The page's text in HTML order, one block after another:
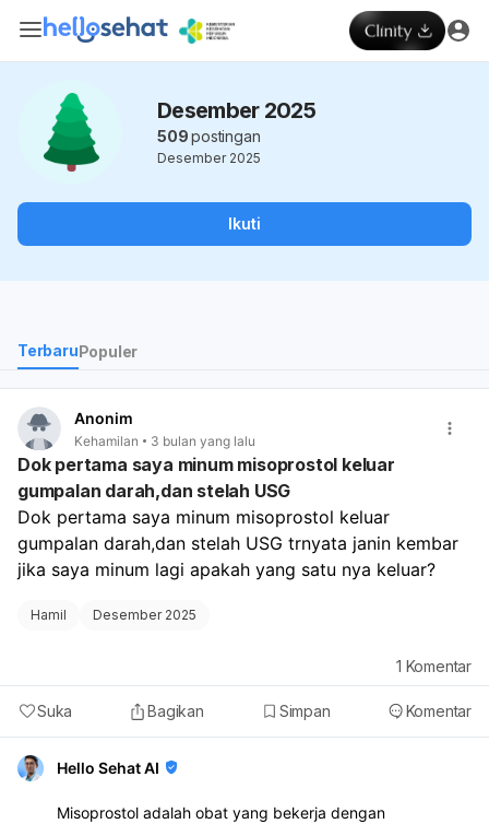
Desember 2025
509postingan
Desember 2025
Ikuti
TerbaruPopuler
Anonim
Kehamilan 3 bulan yang lalu
Dok pertama saya minum misoprostol keluar
gumpalan darah,dan stelah USG
Dok pertama saya minum misoprostol keluar
gumpalan darah,dan stelah USG trnyata janin kembar
jika saya minum lagi apakah yang satu nya keluar?
Hamil Desember 2025
Suka Bagikan Simpan Komentar
1 Komentar
Hello Sehat AI
Misoprostol adalah obat yang bekerja dengan